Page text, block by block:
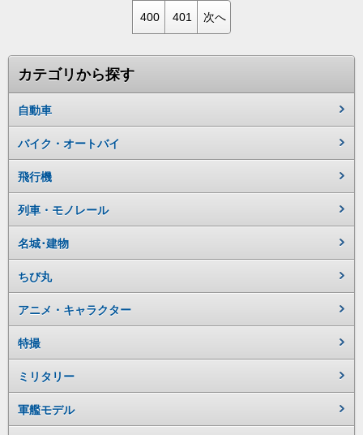
400 401 次へ
カテゴリから探す
自動車
バイク・オートバイ
飛行機
列車・モノレール
名城･建物
ちび丸
アニメ・キャラクター
特撮
ミリタリー
軍艦モデル